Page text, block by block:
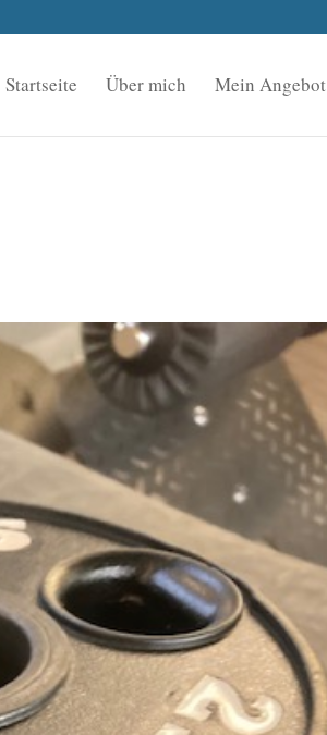
Startseite Über mich Mein Angebot